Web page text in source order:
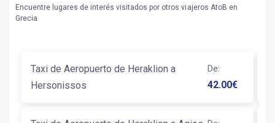
Encuentre lugares de interés visitados por otros viajeros AtoB en
Grecia
Taxi de Aeropuerto de Heraklion a
Hersonissos
De:
42.00€